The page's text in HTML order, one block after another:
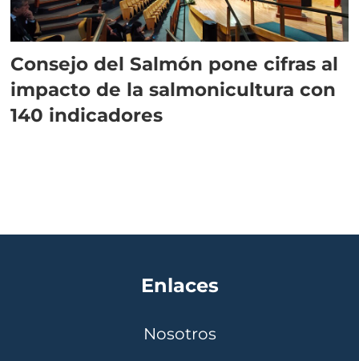
Consejo del Salmón pone cifras al
impacto de la salmonicultura con
140 indicadores
Enlaces
Nosotros